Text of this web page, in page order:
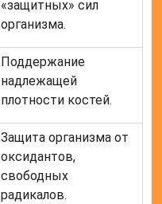
«защитных» сил
организма.
Поддержание
надлежащей
плотности костей.
Защита организма от
оксидантов,
свободных
радикалов.